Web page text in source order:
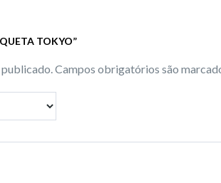
TOKYO”
publicado.Campos obrigatórios são